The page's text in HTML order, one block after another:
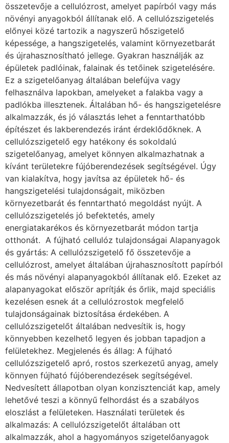
összetevője a cellulózrost, amelyet papírból vagy más
növényi anyagokból állítanak elő. A cellulózszigetelés
előnyei közé tartozik a nagyszerű hőszigetelő
képessége, a hangszigetelés, valamint környezetbarát
és újrahasznosítható jellege. Gyakran használják az
épületek padlóinak, falainak és tetőinek szigetelésére.
Ez a szigetelőanyag általában belefújva vagy
felhasználva lapokban, amelyeket a falakba vagy a
padlókba illesztenek. Általában hő- és hangszigetelésre
alkalmazzák, és jó választás lehet a fenntarthatóbb
építészet és lakberendezés iránt érdeklődőknek. A
cellulózszigetelő egy hatékony és sokoldalú
szigetelőanyag, amelyet könnyen alkalmazhatnak a
kívánt területekre fújóberendezések segítségével. Úgy
van kialakítva, hogy javítsa az épületek hő- és
hangszigetelési tulajdonságait, miközben
környezetbarát és fenntartható megoldást nyújt. A
cellulózszigetelés jó befektetés, amely
energiatakarékos és környezetbarát módon tartja
otthonát. A fújható cellulóz tulajdonságai Alapanyagok
és gyártás: A cellulózszigetelő fő összetevője a
cellulózrost, amelyet általában újrahasznosított papírból
és más növényi alapanyagokból állítanak elő. Ezeket az
alapanyagokat először aprítják és őrlik, majd speciális
kezelésen esnek át a cellulózrostok megfelelő
tulajdonságainak biztosítása érdekében. A
cellulózszigetelőt általában nedvesítik is, hogy
könnyebben kezelhető legyen és jobban tapadjon a
felületekhez. Megjelenés és állag: A fújható
cellulózszigetelő apró, rostos szerkezetű anyag, amely
könnyen fújható fújóberendezések segítségével.
Nedvesített állapotban olyan konzisztenciát kap, amely
lehetővé teszi a könnyű felhordást és a szabályos
eloszlást a felületeken. Használati területek és
alkalmazás: A cellulózszigetelőt általában ott
alkalmazzák, ahol a hagyományos szigetelőanyagok